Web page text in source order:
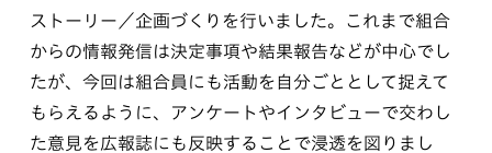
ストーリー／企画づくりを行いました。これまで組合
からの情報発信は決定事項や結果報告などが中心でし
たが、今回は組合員にも活動を自分ごととして捉えて
もらえるように、アンケートやインタビューで交わし
た意見を広報誌にも反映することで浸透を図りまし